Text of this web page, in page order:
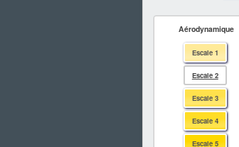
Aérodynamique
Escale 1
Escale 2
Escale 3
Escale 4
Escale 5